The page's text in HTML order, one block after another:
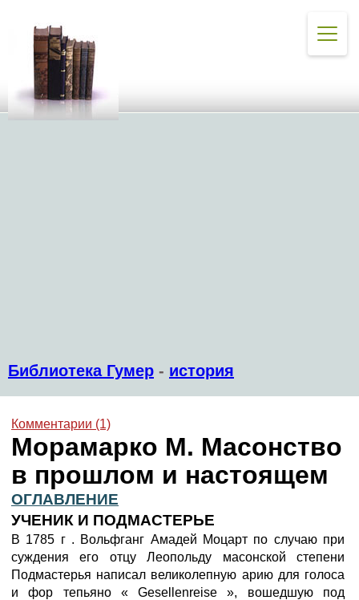
Библиотека Гумер - история
Комментарии (1)
Морамарко М. Масонство
в прошлом и настоящем
ОГЛАВЛЕНИЕ
УЧЕНИК И ПОДМАСТЕРЬЕ
В 1785 г . Вольфганг Амадей Моцарт по случаю при
суждения его отцу Леопольду масонской степени
Подмастерья написал великолепную арию для голоса
и фор тепьяно « Gesellenreise », вошедшую под